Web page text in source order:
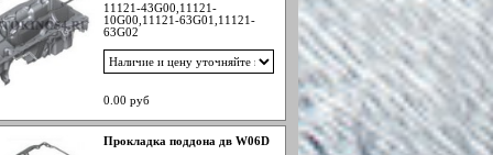
11121-43G00,11121-
10G00,11121-63G01,11121-
63G02
0.00 руб
Прокладка поддона дв W06D